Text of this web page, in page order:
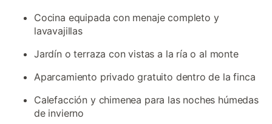
Cocina equipada con menaje completo y
lavavajillas
Jardín o terraza con vistas a la ría o al monte
Aparcamiento privado gratuito dentro de la finca
Calefacción y chimenea para las noches húmedas
de invierno